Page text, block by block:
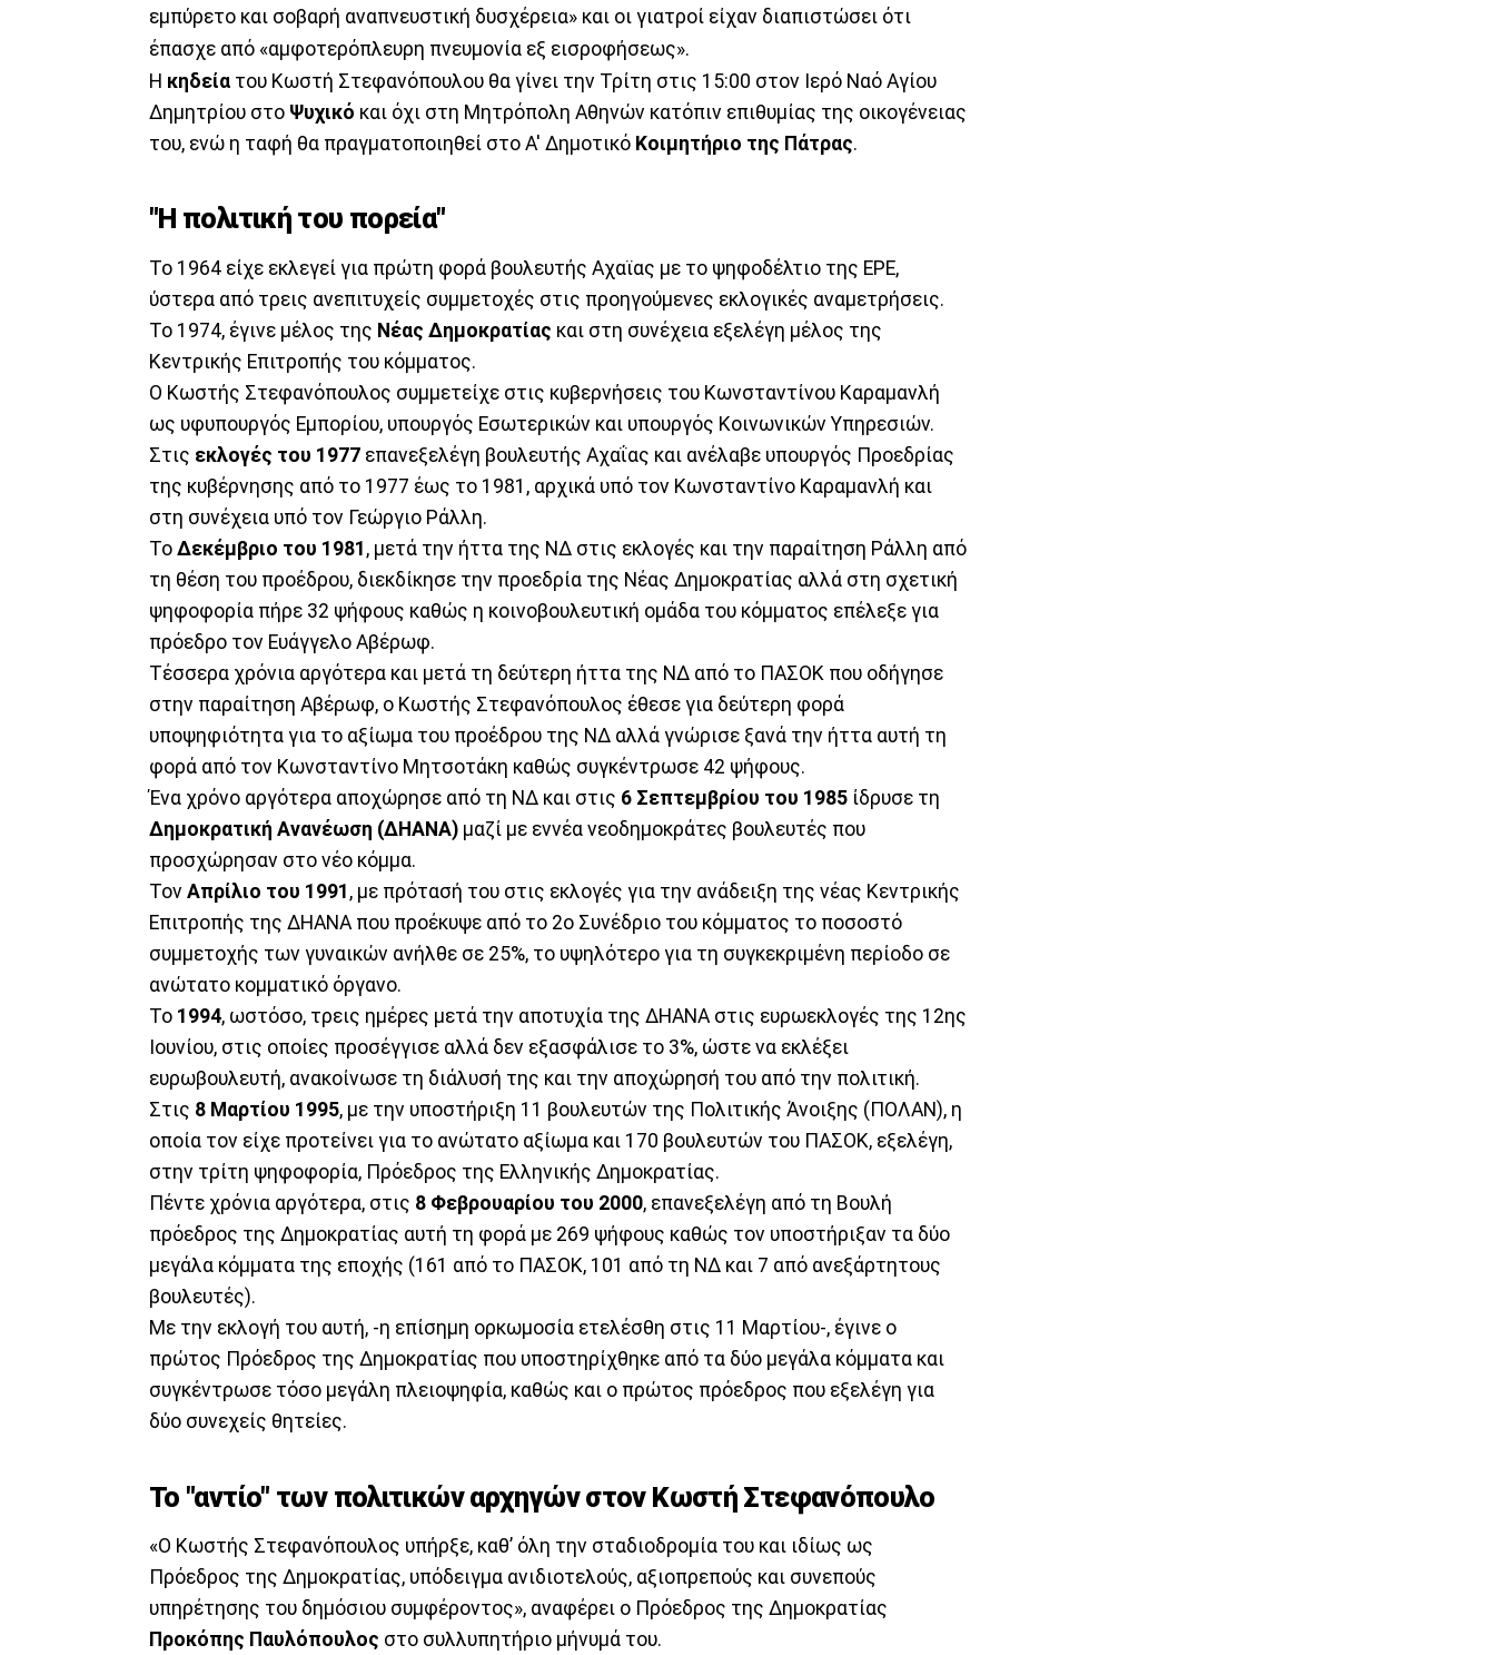
εμπύρετο και σοβαρή αναπνευστική δυσχέρεια» και οι γιατροί είχαν διαπιστώσει ότι
έπασχε από «αμφοτερόπλευρη πνευμονία εξ εισροφήσεως».
Η κηδεία του Κωστή Στεφανόπουλου θα γίνει την Τρίτη στις 15:00 στον Ιερό Ναό Αγίου
Δημητρίου στο Ψυχικό και όχι στη Μητρόπολη Αθηνών κατόπιν επιθυμίας της οικογένειας
του, ενώ η ταφή θα πραγματοποιηθεί στο Α' Δημοτικό Κοιμητήριο της Πάτρας.
"Η πολιτική του πορεία"
Το 1964 είχε εκλεγεί για πρώτη φορά βουλευτής Αχαϊας με το ψηφοδέλτιο της ΕΡΕ,
ύστερα από τρεις ανεπιτυχείς συμμετοχές στις προηγούμενες εκλογικές αναμετρήσεις.
Το 1974, έγινε μέλος της Νέας Δημοκρατίας και στη συνέχεια εξελέγη μέλος της
Κεντρικής Επιτροπής του κόμματος.
Ο Κωστής Στεφανόπουλος συμμετείχε στις κυβερνήσεις του Κωνσταντίνου Καραμανλή
ως υφυπουργός Εμπορίου, υπουργός Εσωτερικών και υπουργός Κοινωνικών Υπηρεσιών.
Στις εκλογές του 1977 επανεξελέγη βουλευτής Αχαΐας και ανέλαβε υπουργός Προεδρίας
της κυβέρνησης από το 1977 έως το 1981, αρχικά υπό τον Κωνσταντίνο Καραμανλή και
στη συνέχεια υπό τον Γεώργιο Ράλλη.
Το Δεκέμβριο του 1981 , μετά την ήττα της ΝΔ στις εκλογές και την παραίτηση Ράλλη από
τη θέση του προέδρου, διεκδίκησε την προεδρία της Νέας Δημοκρατίας αλλά στη σχετική
ψηφοφορία πήρε 32 ψήφους καθώς η κοινοβουλευτική ομάδα του κόμματος επέλεξε για
πρόεδρο τον Ευάγγελο Αβέρωφ.
Τέσσερα χρόνια αργότερα και μετά τη δεύτερη ήττα της ΝΔ από το ΠΑΣΟΚ που οδήγησε
στην παραίτηση Αβέρωφ, ο Κωστής Στεφανόπουλος έθεσε για δεύτερη φορά
υποψηφιότητα για το αξίωμα του προέδρου της ΝΔ αλλά γνώρισε ξανά την ήττα αυτή τη
φορά από τον Κωνσταντίνο Μητσοτάκη καθώς συγκέντρωσε 42 ψήφους.
Ένα χρόνο αργότερα αποχώρησε από τη ΝΔ και στις 6 Σεπτεμβρίου του 1985 ίδρυσε τη
Δημοκρατική Ανανέωση (ΔΗΑΝΑ) μαζί με εννέα νεοδημοκράτες βουλευτές που
προσχώρησαν στο νέο κόμμα.
Τον Απρίλιο του 1991 , με πρότασή του στις εκλογές για την ανάδειξη της νέας Κεντρικής
Επιτροπής της ΔΗΑΝΑ που προέκυψε από το 2ο Συνέδριο του κόμματος το ποσοστό
συμμετοχής των γυναικών ανήλθε σε 25%, το υψηλότερο για τη συγκεκριμένη περίοδο σε
ανώτατο κομματικό όργανο.
Το 1994, ωστόσο, τρεις ημέρες μετά την αποτυχία της ΔΗΑΝΑ στις ευρωεκλογές της 12ης
Ιουνίου, στις οποίες προσέγγισε αλλά δεν εξασφάλισε το 3%, ώστε να εκλέξει
ευρωβουλευτή, ανακοίνωσε τη διάλυσή της και την αποχώρησή του από την πολιτική.
Στις 8 Μαρτίου 1995, με την υποστήριξη 11 βουλευτών της Πολιτικής Άνοιξης (ΠΟΛΑΝ), η
οποία τον είχε προτείνει για το ανώτατο αξίωμα και 170 βουλευτών του ΠΑΣΟΚ, εξελέγη,
στην τρίτη ψηφοφορία, Πρόεδρος της Ελληνικής Δημοκρατίας.
Πέντε χρόνια αργότερα, στις 8 Φεβρουαρίου του 2000, επανεξελέγη από τη Βουλή
πρόεδρος της Δημοκρατίας αυτή τη φορά με 269 ψήφους καθώς τον υποστήριξαν τα δύο
μεγάλα κόμματα της εποχής (161 από το ΠΑΣΟΚ, 101 από τη ΝΔ και 7 από ανεξάρτητους
βουλευτές).
Με την εκλογή του αυτή, -η επίσημη ορκωμοσία ετελέσθη στις 11 Μαρτίου-, έγινε ο
πρώτος Πρόεδρος της Δημοκρατίας που υποστηρίχθηκε από τα δύο μεγάλα κόμματα και
συγκέντρωσε τόσο μεγάλη πλειοψηφία, καθώς και ο πρώτος πρόεδρος που εξελέγη για
δύο συνεχείς θητείες.
Το "αντίο" των πολιτικών αρχηγών στον Κωστή Στεφανόπουλο
«Ο Κωστής Στεφανόπουλος υπήρξε, καθ’ όλη την σταδιοδρομία του και ιδίως ως
Πρόεδρος της Δημοκρατίας, υπόδειγμα ανιδιοτελούς, αξιοπρεπούς και συνεπούς
υπηρέτησης του δημόσιου συμφέροντος», αναφέρει ο Πρόεδρος της Δημοκρατίας
Προκόπης Παυλόπουλος στο συλλυπητήριο μήνυμά του.